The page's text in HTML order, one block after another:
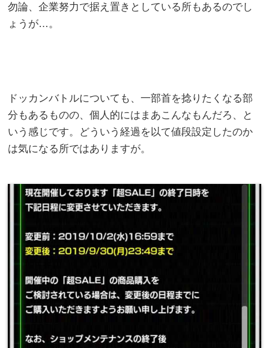
勿論、企業努力で据え置きとしている所もあるのでし
ょうが…。
ドッカンバトルについても、一部首を捻りたくなる部
分もあるものの、個人的にはまあこんなもんだろ、と
いう感じです。どういう経過を以て値段設定したのか
は気になる所ではありますが。